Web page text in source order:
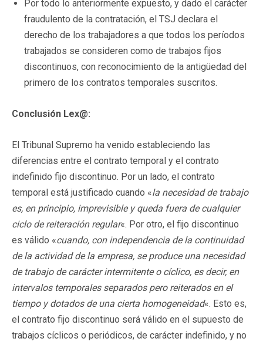
Por todo lo anteriormente expuesto, y dado el carácter
fraudulento de la contratación, el TSJ declara el
derecho de los trabajadores a que todos los períodos
trabajados se consideren como de trabajos fijos
discontinuos, con reconocimiento de la antigüedad del
primero de los contratos temporales suscritos.
Conclusión Lex@:
El Tribunal Supremo ha venido estableciendo las
diferencias entre el contrato temporal y el contrato
indefinido fijo discontinuo. Por un lado, el contrato
temporal está justificado cuando «la necesidad de trabajo
es, en principio, imprevisible y queda fuera de cualquier
ciclo de reiteración regular«. Por otro, el fijo discontinuo
es válido «cuando, con independencia de la continuidad
de la actividad de la empresa, se produce una necesidad
de trabajo de carácter intermitente o cíclico, es decir, en
intervalos temporales separados pero reiterados en el
tiempo y dotados de una cierta homogeneidad«. Esto es,
el contrato fijo discontinuo será válido en el supuesto de
trabajos cíclicos o periódicos, de carácter indefinido, y no